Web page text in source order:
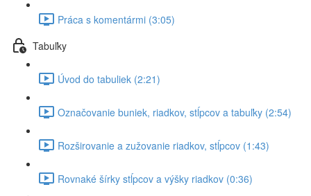
Práca s komentármi (3:05)
Tabuľky
Úvod do tabuliek (2:21)
Označovanie buniek, riadkov, stĺpcov a tabuľky (2:54)
Rozširovanie a zužovanie riadkov, stĺpcov (1:43)
Rovnaké šírky stĺpcov a výšky riadkov (0:36)